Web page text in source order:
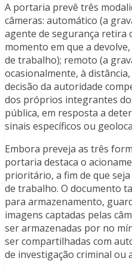
A portaria prevê três
câmeras: automático (a
agente de segurança retira
momento em que a
de trabalho); remoto (a
ocasionalmente, à
decisão da autoridade
dos próprios integrantes
pública, em resposta a
sinais específicos ou
Embora preveja as três
portaria destaca o
prioritário, a fim de que
de trabalho. O documento
para armazenamento,
imagens captadas pelas
ser armazenadas por no
ser compartilhadas com
de investigação criminal ou